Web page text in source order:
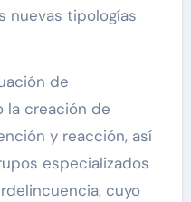
nuevas tipologías
de
la creación de
y reacción, así
especializados
cuyo